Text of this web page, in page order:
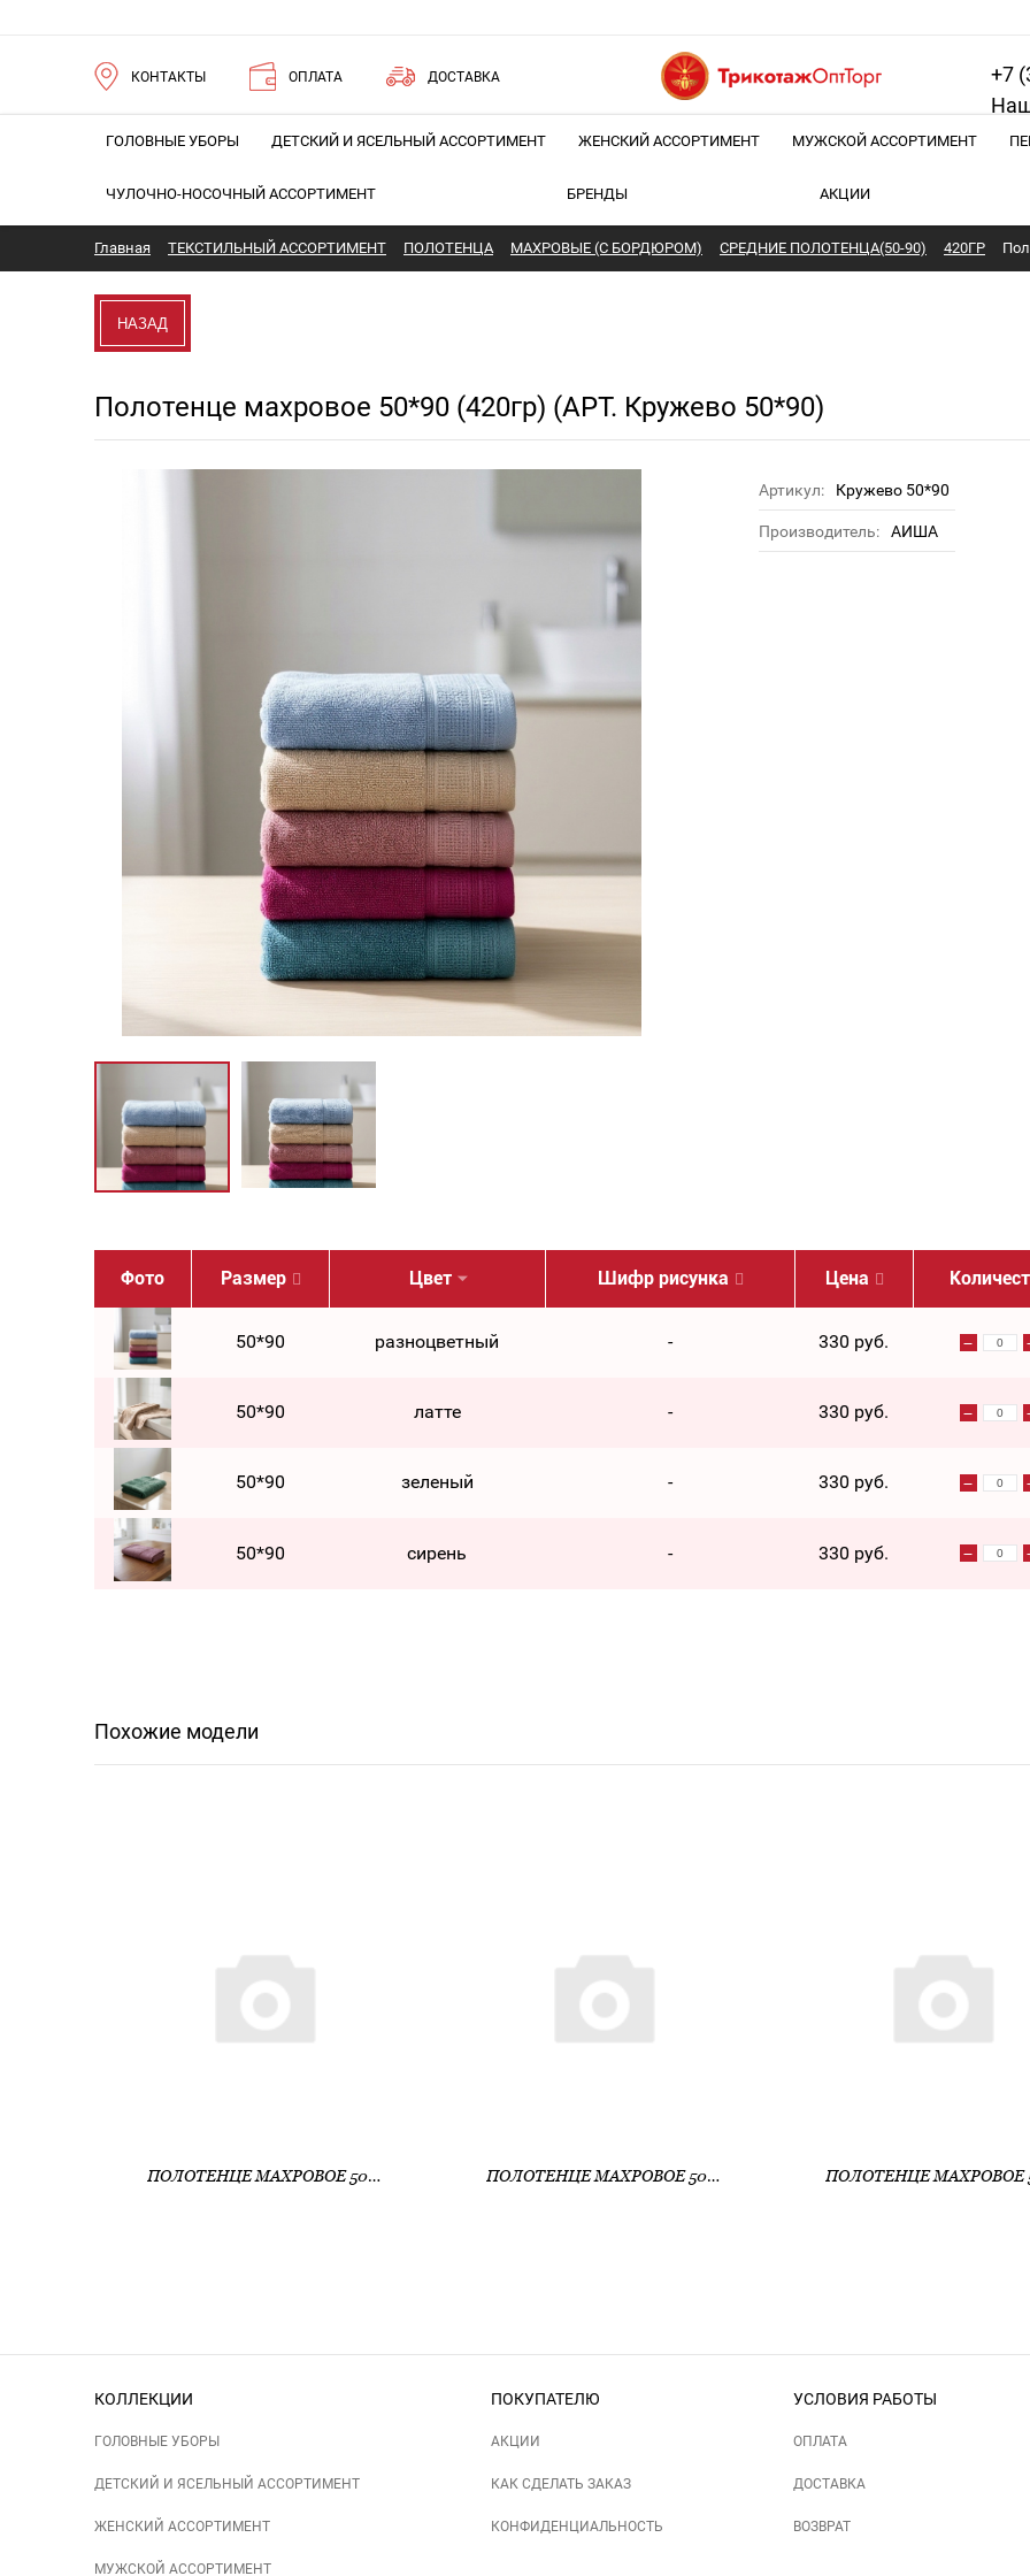
КОНТАКТЫ ОПЛАТА ДОСТАВКА
+7
ГОЛОВНЫЕ УБОРЫ ДЕТСКИЙ И ЯСЕЛЬНЫЙ АССОРТИМЕНТ ЖЕНСКИЙ АССОРТИМЕНТ МУЖСКОЙ АССОРТИМЕНТ
ЧУЛОЧНО-НОСОЧНЫЙ АССОРТИМЕНТ БРЕНДЫ АКЦИИ
Главная ТЕКСТИЛЬНЫЙ АССОРТИМЕНТ ПОЛОТЕНЦА МАХРОВЫЕ (С БОРДЮРОМ) СРЕДНИЕ ПОЛОТЕНЦА(50-90) 420ГР
НАЗАД
Полотенце махровое 50*90 (420гр) (АРТ. Кружево 50*90)
Артикул: Кружево 50*90
Производитель: АИША
Фото Размер Цвет Шифр рисунка Цена
50*90 разноцветный - 330 руб.
50*90 латте - 330 руб.
50*90 зеленый - 330 руб.
50*90 сирень - 330 руб.
Похожие модели
ПОЛОТЕНЦЕ МАХРОВОЕ 50*90 (420ГР) (АРТ. АЛЬПАРА 50*90) ПОЛОТЕНЦЕ МАХРОВОЕ 50*90 (420ГР) (АРТ. ПОИНТ 50*90)
КОЛЛЕКЦИИ
ГОЛОВНЫЕ УБОРЫ
ДЕТСКИЙ И ЯСЕЛЬНЫЙ АССОРТИМЕНТ
ЖЕНСКИЙ АССОРТИМЕНТ
МУЖСКОЙ АССОРТИМЕНТ
ПОКУПАТЕЛЮ
АКЦИИ
КАК СДЕЛАТЬ ЗАКАЗ
КОНФИДЕНЦИАЛЬНОСТЬ
УСЛОВИЯ РАБОТЫ
ОПЛАТА
ДОСТАВКА
ВОЗВРАТ